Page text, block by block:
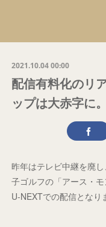
2021.10.04 00:00
配信有料化のリ
ップは大赤字に。
昨年はテレビ中継を廃
子ゴルフの「アース・モ
U-NEXTでの配信となり